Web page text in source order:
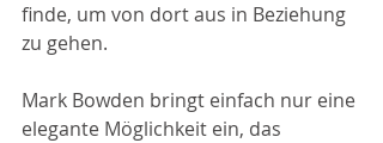
finde, um von dort aus in Beziehung
zu gehen.
Mark Bowden bringt einfach nur eine
elegante Möglichkeit ein, das